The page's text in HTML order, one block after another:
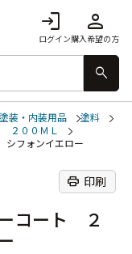
login
ログイン
person
購入希望の方
search
塗装・内装用品
塗料
２００ＭＬ
フォンイエロー
print 印刷
コート ２